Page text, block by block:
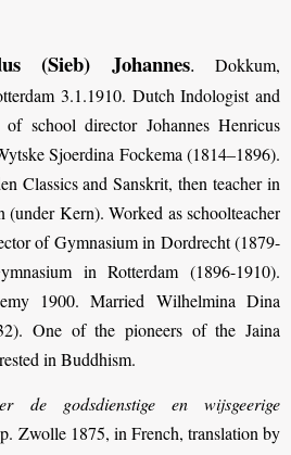
(Sieb) Johannes. Dokkum,
3.1.1910. Dutch Indologist and
school director Johannes Henricus
Sjoerdina Fockema (1814–1896).
Classics and Sanskrit, then teacher in
Kern). Worked as schoolteacher
of Gymnasium in Dordrecht (1879-
in Rotterdam (1896-1910).
1900. Married Wilhelmina Dina
One of the pioneers of the Jaina
in Buddhism.
de godsdienstige en wijsgeerige
Zwolle 1875, in French, translation by